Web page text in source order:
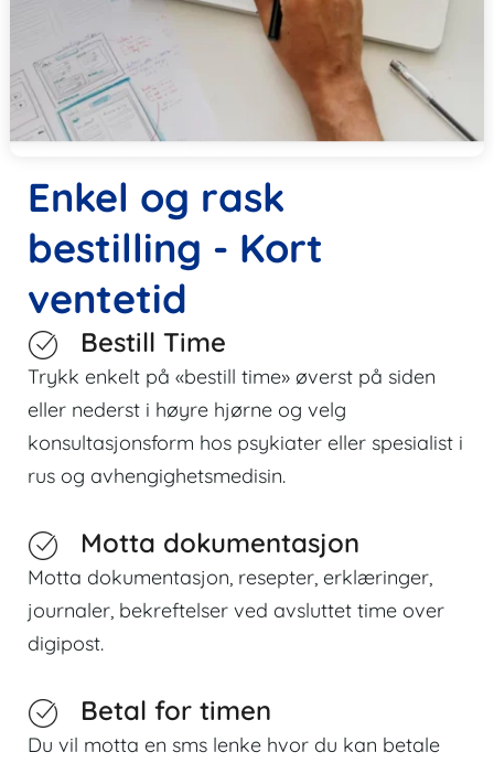
Enkel og rask
bestilling - Kort
ventetid
Bestill Time
Trykk enkelt på «bestill time» øverst på siden
eller nederst i høyre hjørne og velg
konsultasjonsform hos psykiater eller spesialist i
rus og avhengighetsmedisin.
Motta dokumentasjon
Motta dokumentasjon, resepter, erklæringer,
journaler, bekreftelser ved avsluttet time over
digipost.
Betal for timen
Du vil motta en sms lenke hvor du kan betale